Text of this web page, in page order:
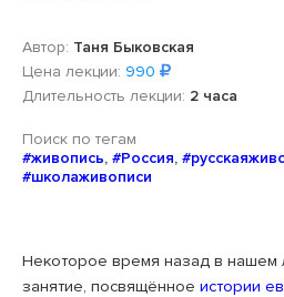
Автор: Таня Быковская
Цена лекции: 990
Длительность лекции: 2 часа
Поиск по тегам
#живопись, #Россия,
#школаживописи
Некоторое время назад в нашем
занятие, посвящённое истории